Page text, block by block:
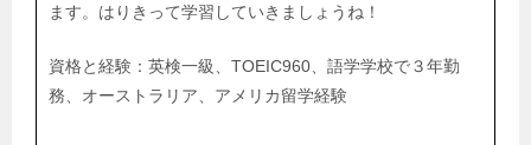
ます。はりきって学習していきましょうね！
資格と経験：英検一級、TOEIC960、語学学校で３年勤
務、オーストラリア、アメリカ留学経験